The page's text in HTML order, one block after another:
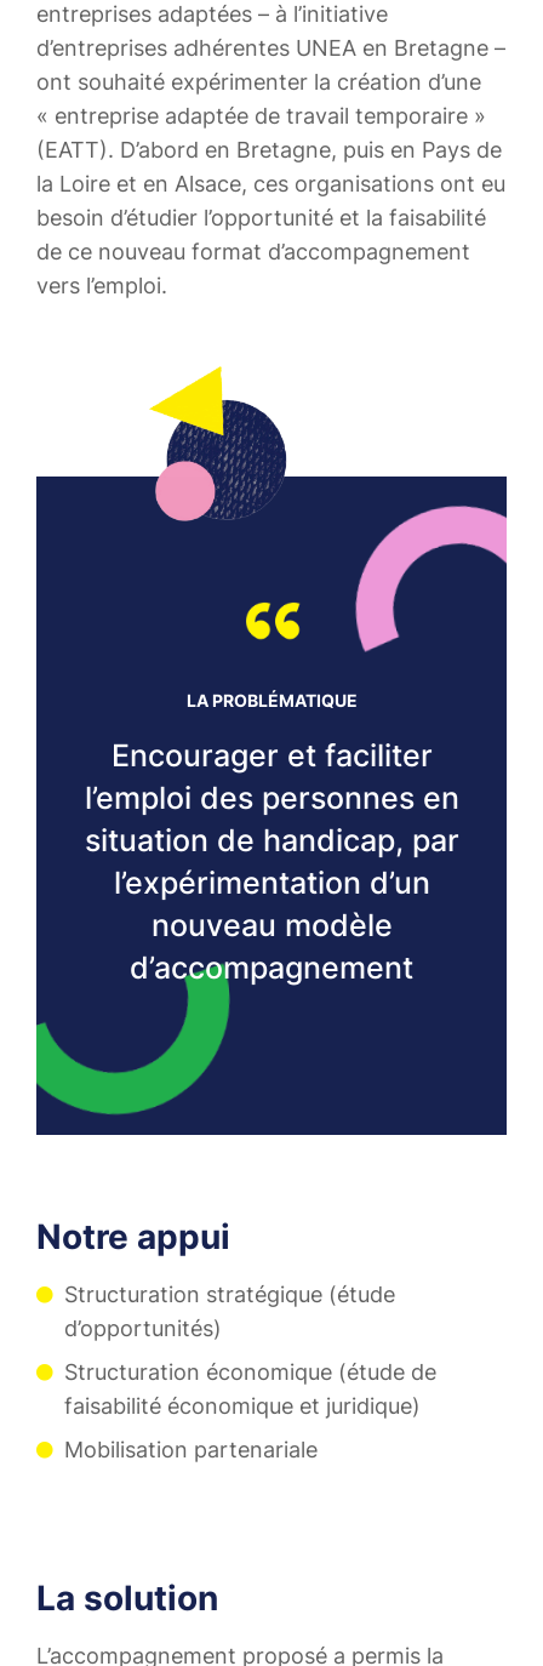
entreprises adaptées – à l’initiative
d’entreprises adhérentes UNEA en Bretagne –
ont souhaité expérimenter la création d’une
« entreprise adaptée de travail temporaire »
(EATT). D’abord en Bretagne, puis en Pays de
la Loire et en Alsace, ces organisations ont eu
besoin d’étudier l’opportunité et la faisabilité
de ce nouveau format d’accompagnement
vers l’emploi.
LA PROBLÉMATIQUE
Encourager et faciliter
l’emploi des personnes en
situation de handicap, par
l’expérimentation d’un
nouveau modèle
d’accompagnement
Notre appui
Structuration stratégique (étude
d’opportunités)
Structuration économique (étude de
faisabilité économique et juridique)
Mobilisation partenariale
La solution
L’accompagnement proposé a permis la